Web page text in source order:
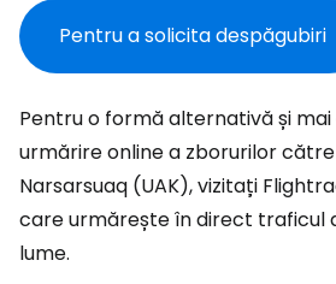
Pentru a solicita despăgubiri
Pentru o formă alternativă și
urmărire online a zborurilor
Narsarsuaq (UAK), vizitați
care urmărește în direct traficul
lume.